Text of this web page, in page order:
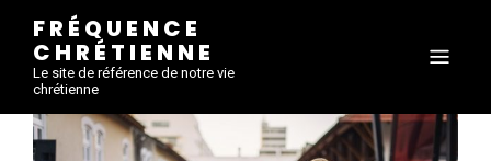
FRÉQUENCE
CHRÉTIENNE
Le site de référence de notre vie
chrétienne